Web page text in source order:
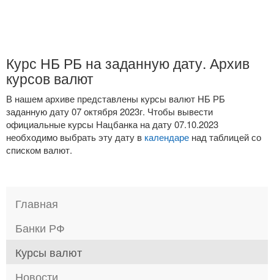
Курс НБ РБ на заданную дату. Архив
курсов валют
В нашем архиве представлены курсы валют НБ РБ
заданную дату 07 октября 2023г. Чтобы вывести
официальные курсы Нацбанка на дату 07.10.2023
необходимо выбрать эту дату в календаре над таблицей со
списком валют.
Главная
Банки РФ
Курсы валют
Новости